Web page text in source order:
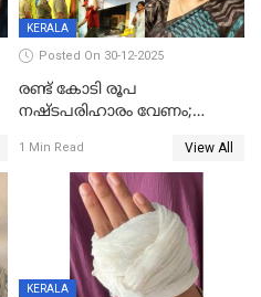
KERALA
Posted On 30-12-2025
രണ്ട് കോടി രൂപ
നഷ്ടപരിഹാരം വേണം;
നോട്ടീസയച്ച് ഉമാ തോമസ്
1 Min Read View All
KERALA